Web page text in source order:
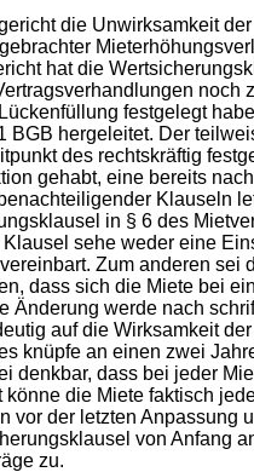
die Unwirksamkeit
hat die
festgelegt
hergeleitet. Der
des rechtskräftig
gehabt, eine bereits
Klauseln
in § 6 des
sehe weder eine
Zum anderen
dass sich die Miete bei
Änderung werde nach
auf die Wirksamkeit
knüpfe an einen zwei
denkbar, dass bei jeder
die Miete faktisch
der letzten
von Anfang
zu.